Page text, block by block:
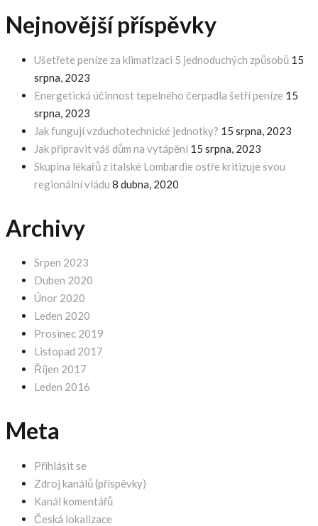
Nejnovější příspěvky
Ušetřete peníze za klimatizaci 5 jednoduchých způsobů 15
srpna, 2023
Energetická účinnost tepelného čerpadla šetří peníze 15
srpna, 2023
Jak fungují vzduchotechnické jednotky? 15 srpna, 2023
Jak připravit váš dům na vytápění 15 srpna, 2023
Skupina lékařů z italské Lombardie ostře kritizuje svou
regionální vládu 8 dubna, 2020
Archivy
Srpen 2023
Duben 2020
Únor 2020
Leden 2020
Prosinec 2019
Listopad 2017
Říjen 2017
Leden 2016
Meta
Přihlásit se
Zdroj kanálů (příspěvky)
Kanál komentářů
Česká lokalizace